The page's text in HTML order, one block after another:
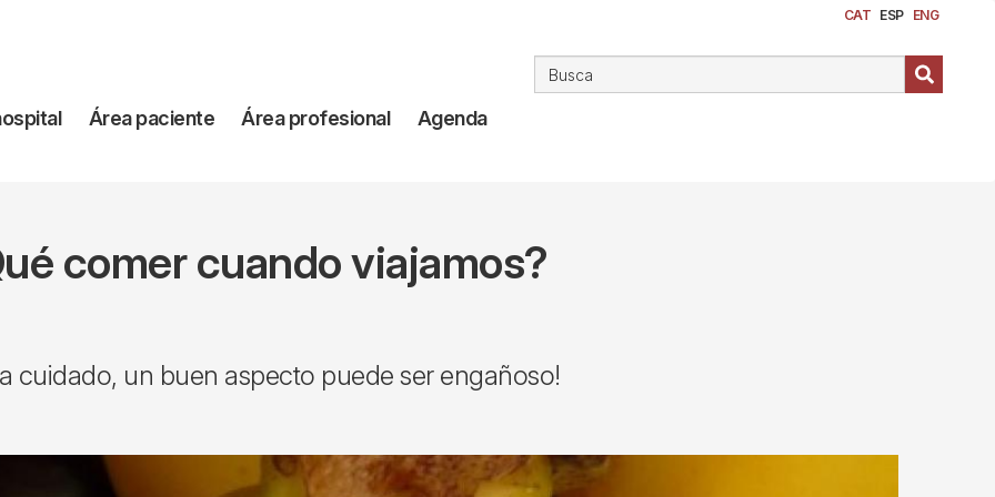
CAT ESP ENG
Área paciente Área profesional Agenda
comer cuando viajamos?
cuidado, un buen aspecto puede ser engañoso!